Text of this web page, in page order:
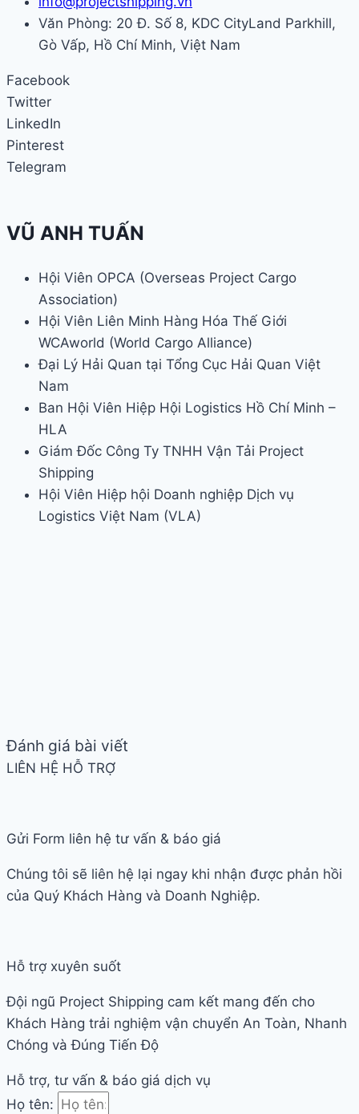
Văn Phòng: 20 Đ. Số 8, KDC CityLand Parkhill,
Gò Vấp, Hồ Chí Minh, Việt Nam
Facebook
Twitter
LinkedIn
Pinterest
Telegram
VŨ ANH TUẤN
Hội Viên OPCA (Overseas Project Cargo
Association)
Hội Viên Liên Minh Hàng Hóa Thế Giới
WCAworld (World Cargo Alliance)
Đại Lý Hải Quan tại Tổng Cục Hải Quan Việt
Nam
Ban Hội Viên Hiệp Hội Logistics Hồ Chí Minh –
HLA
Giám Đốc Công Ty TNHH Vận Tải Project
Shipping
Hội Viên Hiệp hội Doanh nghiệp Dịch vụ
Logistics Việt Nam (VLA)
Đánh giá bài viết
LIÊN HỆ HỖ TRỢ
Gửi Form liên hệ tư vấn & báo giá
Chúng tôi sẽ liên hệ lại ngay khi nhận được phản hồi
của Quý Khách Hàng và Doanh Nghiệp.
Hỗ trợ xuyên suốt
Đội ngũ Project Shipping cam kết mang đến cho
Khách Hàng trải nghiệm vận chuyển An Toàn, Nhanh
Chóng và Đúng Tiến Độ
Hỗ trợ, tư vấn & báo giá dịch vụ
Họ tên: